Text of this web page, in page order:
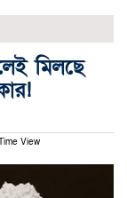
মিলছে
View